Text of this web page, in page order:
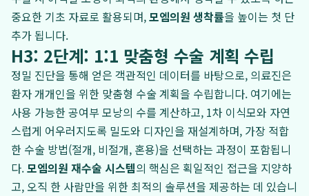
중요한 기초 자료로 활용되며,모엠의원 생착률을 높이는 첫 단
추가 됩니다.
H3: 2단계: 1:1 맞춤형 수술 계획 수립
정밀 진단을 통해 얻은 객관적인 데이터를 바탕으로, 의료진은
환자 개개인을 위한 맞춤형 수술 계획을 수립합니다. 여기에는
사용 가능한 공여부 모낭의 수를 계산하고, 1차 이식모와 자연
스럽게 어우러지도록 밀도와 디자인을 재설계하며, 가장 적합
한 수술 방법(절개, 비절개, 혼용)을 선택하는 과정이 포함됩니
다.모엠의원 재수술 시스템의 핵심은 획일적인 접근을 지양하
고, 오직 한 사람만을 위한 최적의 솔루션을 제공하는 데 있습니